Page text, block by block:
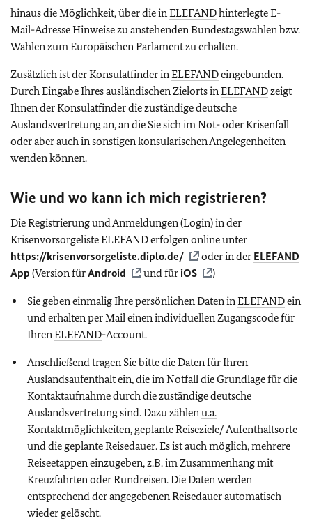
hinaus die Möglichkeit, über die inELEFANDhinterlegte E-
Mail-Adresse Hinweise zu anstehenden Bundestagswahlen bzw.
Wahlen zum Europäischen Parlament zu erhalten.
Zusätzlich ist der Konsulatfinder inELEFANDeingebunden.
Durch Eingabe Ihres ausländischen Zielorts inELEFANDzeigt
Ihnen der Konsulatfinder die zuständige deutsche
Auslandsvertretung an, an die Sie sich im Not- oder Krisenfall
oder aber auch in sonstigen konsularischen Angelegenheiten
wenden können.
Wie und wo kann ich mich registrieren?
Die Registrierung und Anmeldungen (Login) in der
KrisenvorsorgelisteELEFANDerfolgen online unter
https://krisenvorsorgeliste.diplo.de/
oder in der ELEFAND
App (Version fürAndroid und für iOS )
Sie geben einmalig Ihre persönlichen Daten inELEFANDein
und erhalten per Mail einen individuellen Zugangscode für
IhrenELEFAND-Account.
Anschließend tragen Sie bitte die Daten für Ihren
Auslandsaufenthalt ein, die im Notfall die Grundlage für die
Kontaktaufnahme durch die zuständige deutsche
Auslandsvertretung sind. Dazu zählenu.a.
Kontaktmöglichkeiten, geplante Reiseziele/ Aufenthaltsorte
und die geplante Reisedauer. Es ist auch möglich, mehrere
Reiseetappen einzugeben,z.B.im Zusammenhang mit
Kreuzfahrten oder Rundreisen. Die Daten werden
entsprechend der angegebenen Reisedauer automatisch
wieder gelöscht.